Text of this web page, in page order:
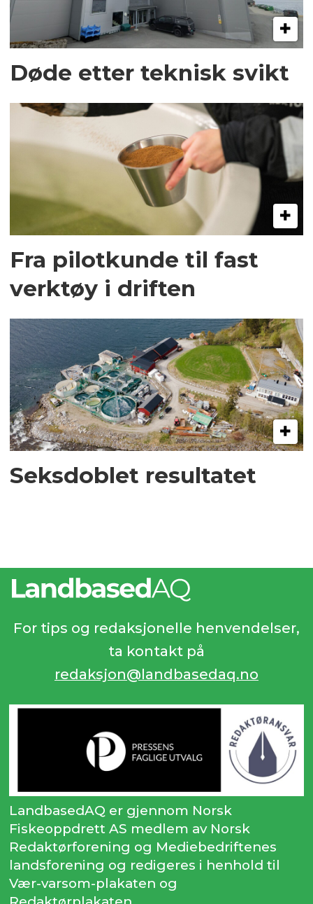
Døde etter teknisk svikt
Fra pilotkunde til fast
verktøy i driften
Seksdoblet resultatet
For tips og redaksjonelle henvendelser,
ta kontakt på
redaksjon@landbasedaq.no
LandbasedAQ er gjennom Norsk
Fiskeoppdrett AS medlem av Norsk
Redaktørforening og Mediebedriftenes
landsforening og redigeres i henhold til
Vær-varsom-plakaten og